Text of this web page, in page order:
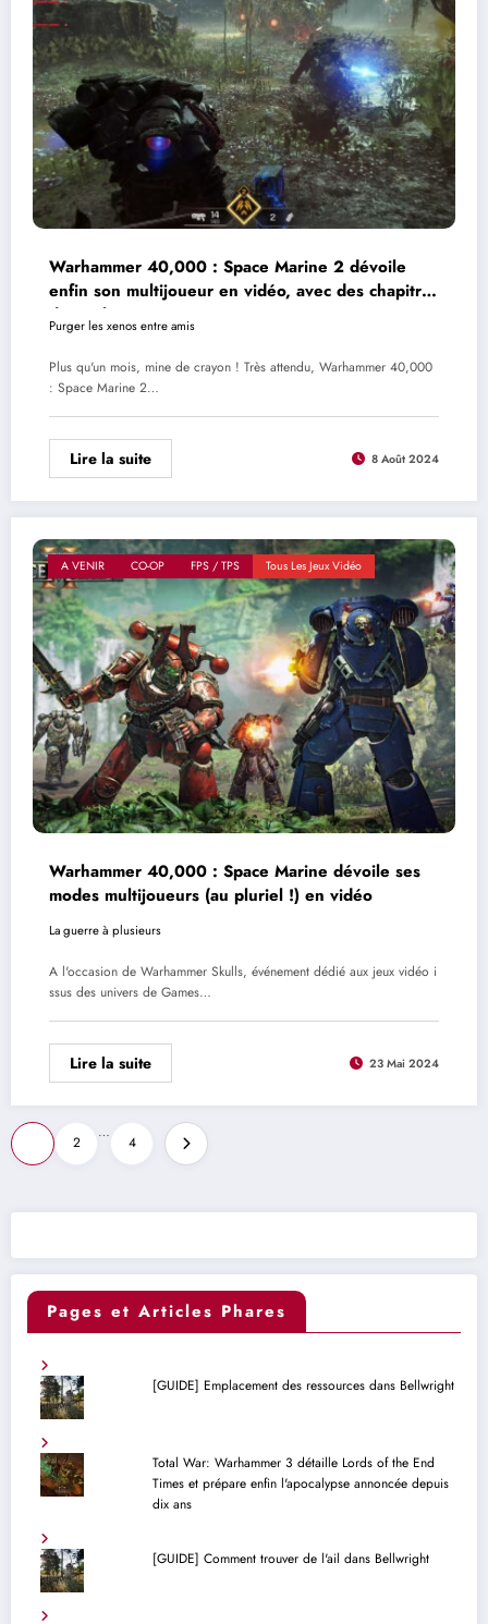
Warhammer 40,000 : Space Marine 2 dévoile
enfin son multijoueur en vidéo, avec des chapitres
de qualité
Purger les xenos entre amis
Plus qu'un mois, mine de crayon ! Très attendu, Warhammer 40,000
: Space Marine 2…
Lire la suite 8 Août 2024
A VENIR CO-OP FPS / TPS Tous Les Jeux Vidéo
Warhammer 40,000 : Space Marine dévoile ses
modes multijoueurs (au pluriel !) en vidéo
La guerre à plusieurs
A l'occasion de Warhammer Skulls, événement dédié aux jeux vidéo i
ssus des univers de Games…
Lire la suite 23 Mai 2024
Pagination
des
publications
2
…
4
Pages et Articles Phares
[GUIDE] Emplacement des ressources dans Bellwright
Total War: Warhammer 3 détaille Lords of the End
Times et prépare enfin l'apocalypse annoncée depuis
dix ans
[GUIDE] Comment trouver de l'ail dans Bellwright